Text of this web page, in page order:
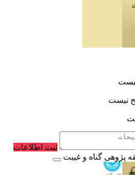
نیست
ثبت اطلاعات
پژوهی گناه و غیبت